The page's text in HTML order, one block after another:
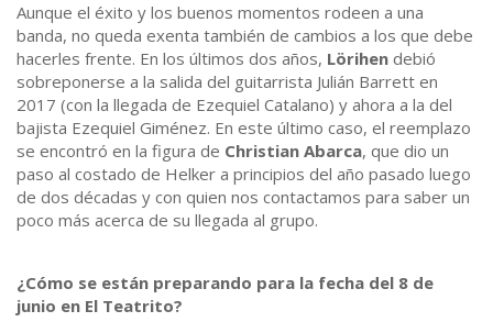
Aunque el éxito y los buenos momentos rodeen a una
banda, no queda exenta también de cambios a los que debe
hacerles frente. En los últimos dos años, Lörihen debió
sobreponerse a la salida del guitarrista Julián Barrett en
2017 (con la llegada de Ezequiel Catalano) y ahora a la del
bajista Ezequiel Giménez. En este último caso, el reemplazo
se encontró en la figura de Christian Abarca, que dio un
paso al costado de Helker a principios del año pasado luego
de dos décadas y con quien nos contactamos para saber un
poco más acerca de su llegada al grupo.
¿Cómo se están preparando para la fecha del 8 de
junio en El Teatrito?